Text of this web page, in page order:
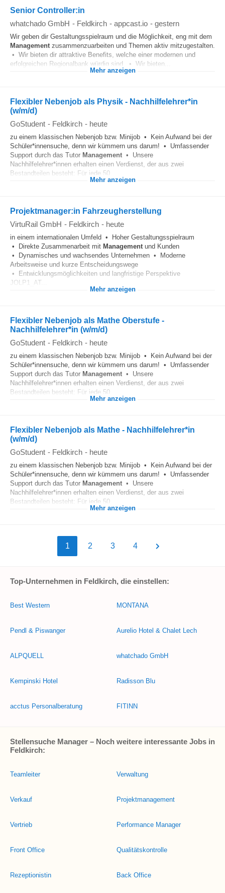
Senior Controller:in
whatchado GmbH - Feldkirch - appcast.io - gestern
Wir geben dir Gestaltungsspielraum und die Möglichkeit, eng mit dem
Management zusammenzuarbeiten und Themen aktiv mitzugestalten.
• Wir bieten dir attraktive Benefits, welche einer modernen und
erfolgreichen Regionalbank würdig sind. • Wir bieten...
Mehr anzeigen
Flexibler Nebenjob als Physik - Nachhilfelehrer*in
(w/m/d)
GoStudent - Feldkirch - heute
zu einem klassischen Nebenjob bzw. Minijob • Kein Aufwand bei der
Schüler*innensuche, denn wir kümmern uns darum! • Umfassender
Support durch das Tutor Management • Unsere
Nachhilfelehrer*innen erhalten einen Verdienst, der aus zwei
Bestandteilen besteht: Für jede 50...
Mehr anzeigen
Projektmanager:in Fahrzeugherstellung
VirtuRail GmbH - Feldkirch - heute
in einem internationalen Umfeld • Hoher Gestaltungsspielraum
• Direkte Zusammenarbeit mit Managementund Kunden
• Dynamisches und wachsendes Unternehmen • Moderne
Arbeitsweise und kurze Entscheidungswege
• Entwicklungsmöglichkeiten und langfristige Perspektive
JOLP1_AT...
Mehr anzeigen
Flexibler Nebenjob als Mathe Oberstufe -
Nachhilfelehrer*in (w/m/d)
GoStudent - Feldkirch - heute
zu einem klassischen Nebenjob bzw. Minijob • Kein Aufwand bei der
Schüler*innensuche, denn wir kümmern uns darum! • Umfassender
Support durch das Tutor Management • Unsere
Nachhilfelehrer*innen erhalten einen Verdienst, der aus zwei
Bestandteilen besteht: Für jede 50...
Mehr anzeigen
Flexibler Nebenjob als Mathe - Nachhilfelehrer*in
(w/m/d)
GoStudent - Feldkirch - heute
zu einem klassischen Nebenjob bzw. Minijob • Kein Aufwand bei der
Schüler*innensuche, denn wir kümmern uns darum! • Umfassender
Support durch das Tutor Management • Unsere
Nachhilfelehrer*innen erhalten einen Verdienst, der aus zwei
Bestandteilen besteht: Für jede 50...
Mehr anzeigen
1 2 3 4
Top-Unternehmen in Feldkirch, die einstellen:
Best Western
Pendl & Piswanger
ALPQUELL
Kempinski Hotel
acctus Personalberatung
MONTANA
Aurelio Hotel & Chalet Lech
whatchado GmbH
Radisson Blu
FITINN
Stellensuche Manager – Noch weitere interessante Jobs in
Feldkirch:
Teamleiter
Verkauf
Vertrieb
Front Office
Rezeptionistin
Verwaltung
Projektmanagement
Performance Manager
Qualitätskontrolle
Back Office